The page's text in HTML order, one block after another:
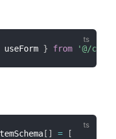
useForm } from '@/
[ ] =
[